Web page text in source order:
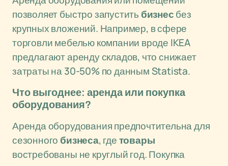
позволяет быстро запустить бизнесбез
крупных вложений. Например, в сфере
торговли мебелью компании вроде IKEA
предлагают аренду складов, что снижает
затраты на 30-50% по данным Statista.
Что выгоднее: аренда или покупка
оборудования?
Аренда оборудования предпочтительна для
сезонного бизнеса, гдетовары
востребованы не круглый год. Покупка